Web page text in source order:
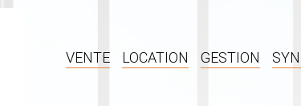
VENTE LOCATION GESTION